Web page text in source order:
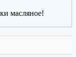
масляное!